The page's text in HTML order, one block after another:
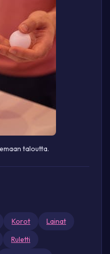
taloutta.
Korot
Lainat
Ruletti